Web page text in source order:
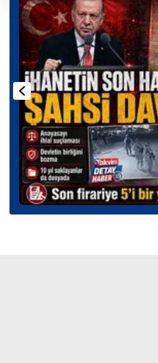
Her halükârda, kullanıcılar, bu
takdirde, kullanıcılara hedefli
gösterilmeyecektir."
Sizlere daha iyi bir hizmet
Sitemizde kendimize ve üçüncü
kullanılmaktadır. Bu çerezler
verileriniz işlenmekte olup gerekli
toplumu hizmetlerinin sunulması
kullanılmaktadır. Diğer çerezler,
kılınması ve kişiselleştirilmesi ve
reklam/pazarlama faaliyetlerinin
sınırlı olarak açık rızanız